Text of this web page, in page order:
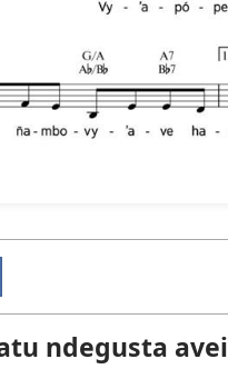
ndegusta avei